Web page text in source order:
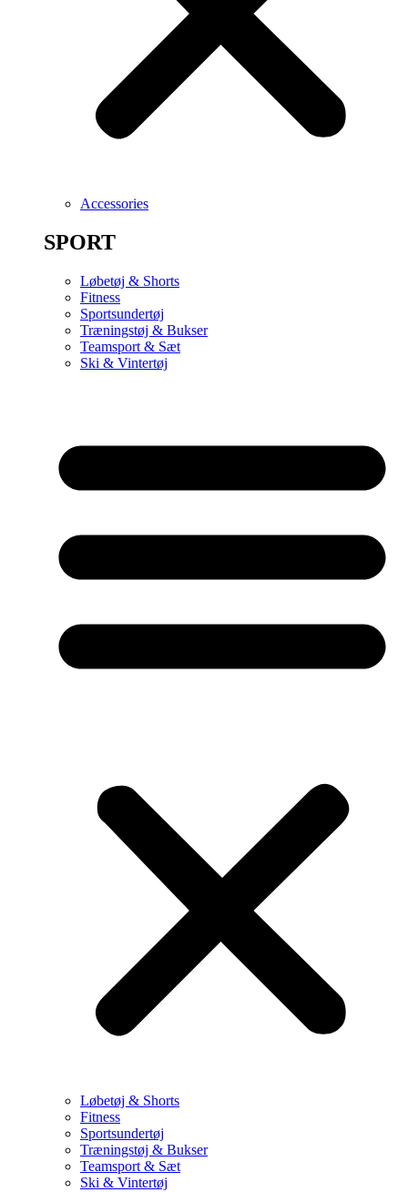
Accessories
SPORT
Løbetøj & Shorts
Fitness
Sportsundertøj
Træningstøj & Bukser
Teamsport & Sæt
Ski & Vintertøj
Løbetøj & Shorts
Fitness
Sportsundertøj
Træningstøj & Bukser
Teamsport & Sæt
Ski & Vintertøj